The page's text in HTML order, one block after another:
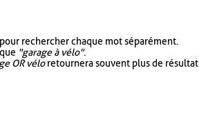
rechercher chaque mot séparément.
"garage à vélo".
OR véloretournera souvent plus de résultat